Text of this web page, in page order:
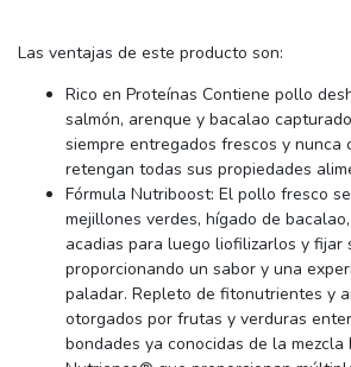
Las ventajas de este producto son:
Rico en Proteínas Contiene pollo
salmón, arenque y bacalao
siempre entregados frescos y nunca
retengan todas sus propiedades
Fórmula Nutriboost: El pollo fresco
mejillones verdes, hígado de
acadias para luego liofilizarlos y fijar
proporcionando un sabor y una
paladar. Repleto de fitonutrientes y
otorgados por frutas y verduras
bondades ya conocidas de la